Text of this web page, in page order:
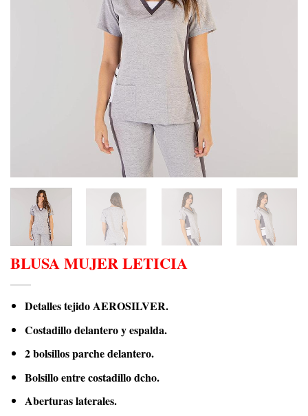
BLUSA MUJER LETICIA
Detalles tejido AEROSILVER.
Costadillo delantero y espalda.
2 bolsillos parche delantero.
Bolsillo entre costadillo dcho.
Aberturas laterales.